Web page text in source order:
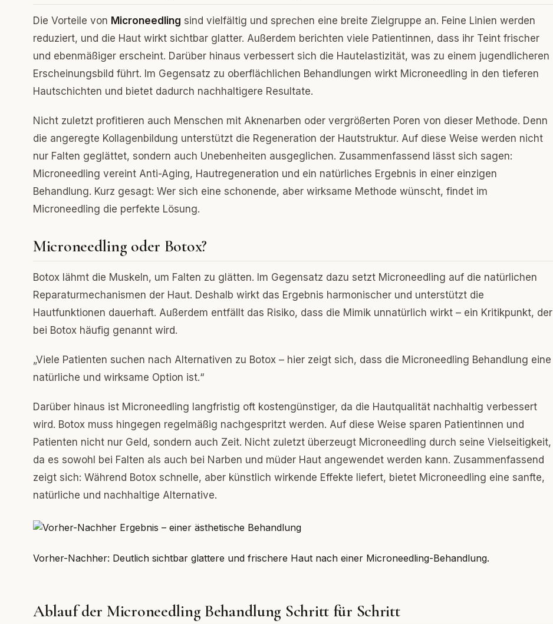
Die Vorteile von Microneedling sind vielfältig und sprechen eine breite Zielgruppe an. Feine Linien werden
reduziert, und die Haut wirkt sichtbar glatter. Außerdem berichten viele Patientinnen, dass ihr Teint frischer
und ebenmäßiger erscheint. Darüber hinaus verbessert sich die Hautelastizität, was zu einem jugendlicheren
Erscheinungsbild führt. Im Gegensatz zu oberflächlichen Behandlungen wirkt Microneedling in den tieferen
Hautschichten und bietet dadurch nachhaltigere Resultate.
Nicht zuletzt profitieren auch Menschen mit Aknenarben oder vergrößerten Poren von dieser Methode. Denn
die angeregte Kollagenbildung unterstützt die Regeneration der Hautstruktur. Auf diese Weise werden nicht
nur Falten geglättet, sondern auch Unebenheiten ausgeglichen. Zusammenfassend lässt sich sagen:
Microneedling vereint Anti-Aging, Hautregeneration und ein natürliches Ergebnis in einer einzigen
Behandlung. Kurz gesagt: Wer sich eine schonende, aber wirksame Methode wünscht, findet im
Microneedling die perfekte Lösung.
Microneedling oder Botox?
Botox lähmt die Muskeln, um Falten zu glätten. Im Gegensatz dazu setzt Microneedling auf die natürlichen
Reparaturmechanismen der Haut. Deshalb wirkt das Ergebnis harmonischer und unterstützt die
Hautfunktionen dauerhaft. Außerdem entfällt das Risiko, dass die Mimik unnatürlich wirkt – ein Kritikpunkt, der
bei Botox häufig genannt wird.
„Viele Patienten suchen nach Alternativen zu Botox – hier zeigt sich, dass die Microneedling Behandlung eine
natürliche und wirksame Option ist.“
Darüber hinaus ist Microneedling langfristig oft kostengünstiger, da die Hautqualität nachhaltig verbessert
wird. Botox muss hingegen regelmäßig nachgespritzt werden. Auf diese Weise sparen Patientinnen und
Patienten nicht nur Geld, sondern auch Zeit. Nicht zuletzt überzeugt Microneedling durch seine Vielseitigkeit,
da es sowohl bei Falten als auch bei Narben und müder Haut angewendet werden kann. Zusammenfassend
zeigt sich: Während Botox schnelle, aber künstlich wirkende Effekte liefert, bietet Microneedling eine sanfte,
natürliche und nachhaltige Alternative.
Vorher-Nachher: Deutlich sichtbar glattere und frischere Haut nach einer Microneedling-Behandlung.
Ablauf der Microneedling Behandlung Schritt für Schritt